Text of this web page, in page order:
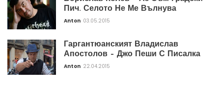
Пич. Селото Не Ме Вълнува
Anton 03.05.2015
Гаргантюанският Владислав
Апостолов – Джо Пеши С Писалка
Anton 22.04.2015